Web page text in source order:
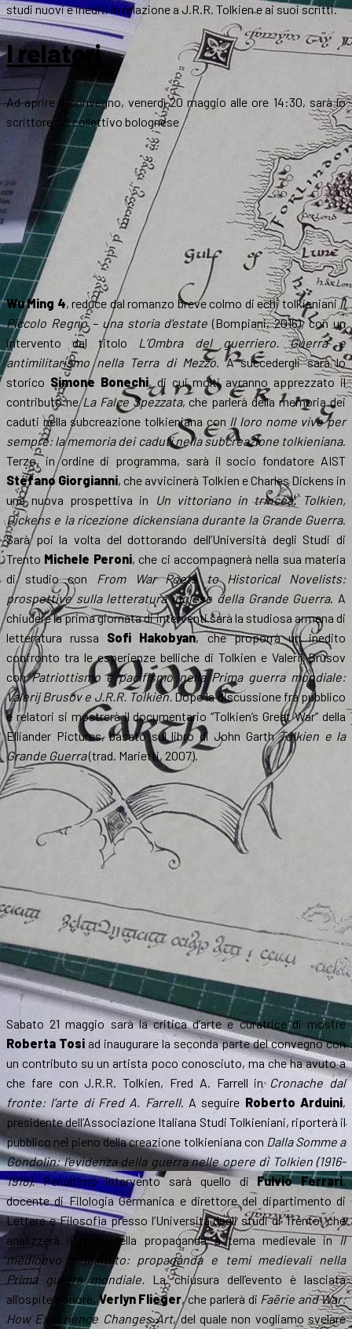
studi nuovi e inediti in relazione a J.R.R. Tolkien e ai suoi scritti.
I relatori
Ad aprire il convegno, venerdì 20 maggio alle ore 14:30, sarà lo
scrittore del collettivo bolognese
Wu Ming 4, reduce dal romanzo breve colmo di echi tolkienianiIl
Piccolo Regno – una storia d’estate (Bompiani, 2016), con un
intervento dal titolo L’Ombra del guerriero. Guerra e
antimilitarismo nella Terra di Mezzo. A succedergli sarà lo
storico Simone Bonechi, di cui molti avranno apprezzato il
contributo neLa Falce Spezzata, che parlerà della memoria dei
caduti nella subcreazione tolkieniana con Il loro nome vive per
sempre: la memoria dei caduti nella subcreazione tolkieniana.
Terzo, in ordine di programma, sarà il socio fondatore AIST
Stefano Giorgianni, che avvicinerà Tolkien e Charles Dickens in
una nuova prospettiva in
Un vittoriano in trincea. Tolkien,
Dickens e la ricezione dickensiana durante la Grande Guerra.
Sarà poi la volta del dottorando dell’Università degli Studi di
Trento Michele Peroni, che ci accompagnerà nella sua materia
di studio con From War Poets to Historical Novelists:
prospettive sulla letteratura inglese della Grande Guerra. A
chiudere la prima giornata di interventi sarà la studiosa armena di
letteratura russa Sofi Hakobyan, che proporrà un inedito
confronto tra le esperienze belliche di Tolkien e Valerij Brusov
conPatriottismo e pacifismo nella Prima guerra mondiale:
Valerij Brusov e J.R.R. Tolkien.Dopo la discussione fra pubblico
e relatori si mostrerà il documentario “Tolkien’s Great War” della
Elliander Pictures, basato sul libro di John GarthTolkien e la
Grande Guerra(trad. Marietti, 2007).
Sabato 21 maggio sarà la critica d’arte e curatrice di mostre
Roberta Tosi ad inaugurare la seconda parte del convegno con
un contributo su un artista poco conosciuto, ma che ha avuto a
che fare con J.R.R. Tolkien, Fred A. Farrell inCronache dal
fronte: l’arte di Fred A. Farrell. A seguire Roberto Arduini,
presidente dell’Associazione Italiana Studi Tolkieniani, riporterà il
pubblico nel pieno della creazione tolkieniana con Dalla Somme a
Gondolin: l’evidenza della guerra nelle opere di Tolkien (1916-
1918).Penultimo intervento sarà quello di Fulvio Ferrari,
docente di Filologia Germanica e direttore del dipartimento di
Lettere e Filosofia presso l’Università degli studi di Trento, che
analizzerà il ruolo della propaganda a tema medievale inIl
medioevo mobilitato: propaganda e temi medievali nella
Prima guerra mondiale. La chiusura dell’evento è lasciata
all’ospite d’onore, Verlyn Flieger, che parlerà di Faërie and War:
How Experience Changes Art, del quale non vogliamo svelare